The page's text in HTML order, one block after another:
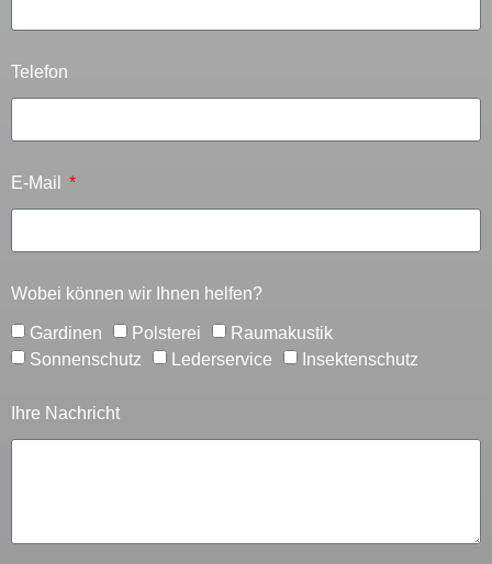
Telefon
E-Mail
Wobei können wir Ihnen helfen?
Gardinen Polsterei
Raumakustik
Sonnenschutz
Lederservice Insektenschutz
Ihre Nachricht